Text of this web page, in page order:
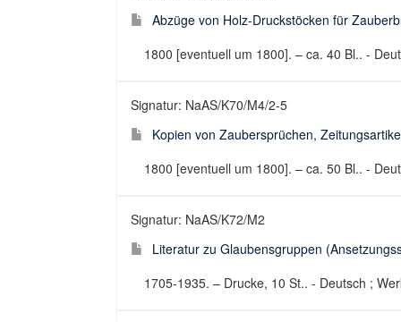
Abzüge von Holz-Druckstöcken für
1800 [eventuell um 1800]. – ca. 40 Bl.. -
Signatur: NaAS/K70/M4/2-5
Kopien von Zaubersprüchen,
1800 [eventuell um 1800]. – ca. 50 Bl.. -
Signatur: NaAS/K72/M2
Literatur zu Glaubensgruppen
1705-1935. – Drucke, 10 St.. - Deutsch ;